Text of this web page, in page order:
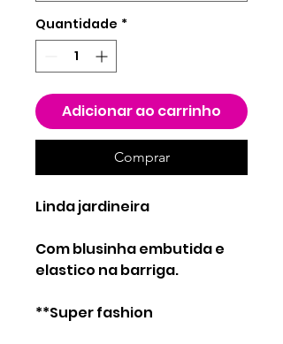
Quantidade *
Adicionar ao carrinho
Comprar
Linda jardineira
Com blusinha embutida e
elastico na barriga.
**Super fashion